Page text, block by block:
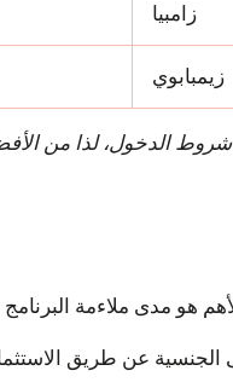
زامبيا
زيمبابوي
هو مدى ملاءمة
الجنسية عن طريق